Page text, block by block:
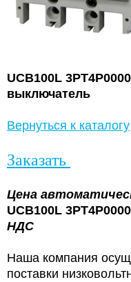
UCB100L
выключатель
Вернуться к каталогу
Заказать
Цена
UCB100L
НДС
Наша компания
поставки